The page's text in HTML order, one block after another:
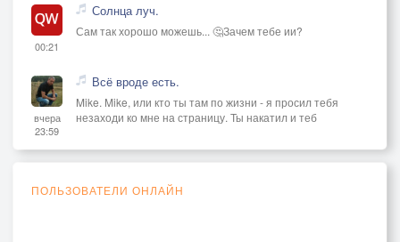
00:21
Солнца луч.
Сам так хорошо можешь... 🤔Зачем тебе ии?
вчера
23:59
Всё вроде есть.
Mike. Mike, или кто ты там по жизни - я просил тебя
незаходи ко мне на страницу. Ты накатил и теб
ПОЛЬЗОВАТЕЛИ ОНЛАЙН